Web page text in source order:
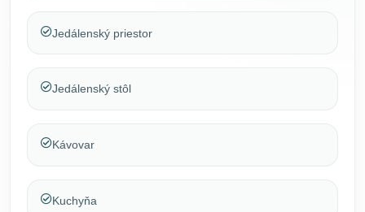
Jedálenský priestor
Jedálenský stôl
Kávovar
Kuchyňa